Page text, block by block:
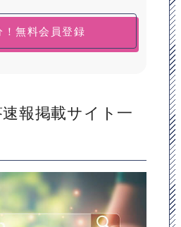
！無料会員登録
報掲載サイト一